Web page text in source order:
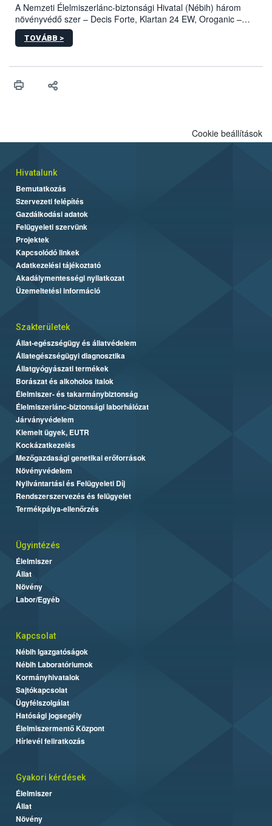
A Nemzeti Élelmiszerlánc-biztonsági Hivatal (Nébih) három
növényvédő szer – Decis Forte, Klartan 24 EW, Oroganic –
engedélyokiratát módosította, így azok a szüretet követően,
egészen a vesszőérettség (BBCH 91) stádiumáig
érésű szőlőkben is legyen lehetőség a károsító elleni további
felhasználók számára is elérhető és ökológiai termesztésben is
TOVÁBB >
Cookie beállítások
Hivatalunk
Bemutatkozás
Szervezeti felépítés
Gazdálkodási adatok
Felügyeleti szervünk
Projektek
Kapcsolódó linkek
Adatkezelési tájékoztató
Akadálymentességi nyilatkozat
Üzemeltetési információ
Szakterületek
Állat-egészségügy és állatvédelem
Állategészségügyi diagnosztika
Állatgyógyászati termékek
Borászat és alkoholos italok
Élelmiszer- és takarmánybiztonság
Élelmiszerlánc-biztonsági laborhálózat
Járványvédelem
Kiemelt ügyek, EUTR
Kockázatkezelés
Mezőgazdasági genetikai erőforrások
Növényvédelem
Nyilvántartási és Felügyeleti Díj
Rendszerszervezés és felügyelet
Termékpálya-ellenőrzés
Ügyintézés
Élelmiszer
Állat
Növény
Labor/Egyéb
Kapcsolat
Nébih Igazgatóságok
Nébih Laboratóriumok
Kormányhivatalok
Sajtókapcsolat
Ügyfélszolgálat
Hatósági jogsegély
Élelmiszermentő Központ
Hírlevél feliratkozás
Gyakori kérdések
Élelmiszer
Állat
Növény